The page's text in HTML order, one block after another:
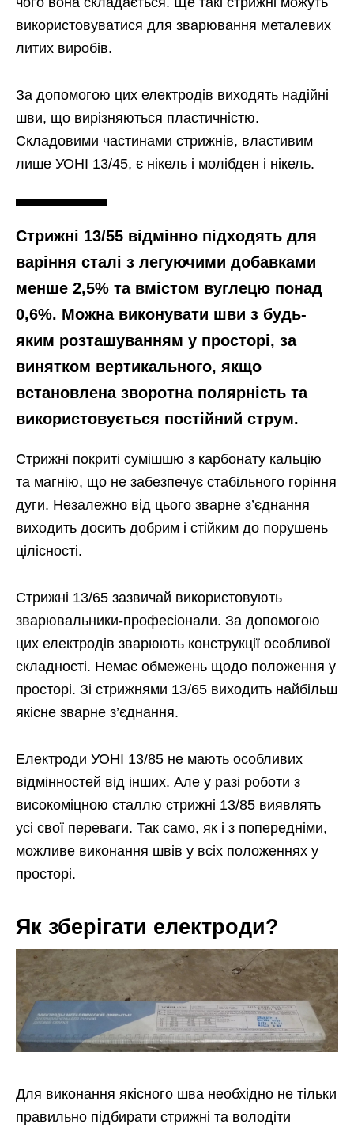
використовуватися для зварювання металевих
литих виробів.
За допомогою цих електродів виходять надійні
шви, що вирізняються пластичністю.
Складовими частинами стрижнів, властивим
лише УОНІ 13/45, є нікель і молібден і нікель.
Стрижні 13/55 відмінно підходять для
варіння сталі з легуючими добавками
менше 2,5% та вмістом вуглецю понад
0,6%. Можна виконувати шви з будь-
яким розташуванням у просторі, за
винятком вертикального, якщо
встановлена ​​зворотна полярність та
використовується постійний струм.
Стрижні покриті сумішшю з карбонату кальцію
та магнію, що не забезпечує стабільного горіння
дуги. Незалежно від цього зварне з’єднання
виходить досить добрим і стійким до порушень
цілісності.
Стрижні 13/65 зазвичай використовують
зварювальники-професіонали. За допомогою
цих електродів зварюють конструкції особливої ​​
складності. Немає обмежень щодо положення у
просторі. Зі стрижнями 13/65 виходить найбільш
якісне зварне з’єднання.
Електроди УОНІ 13/85 не мають особливих
відмінностей від інших. Але у разі роботи з
високоміцною сталлю стрижні 13/85 виявлять
усі свої переваги. Так само, як і з попередніми,
можливе виконання швів у всіх положеннях у
просторі.
Як зберігати електроди?
Для виконання якісного шва необхідно не тільки
правильно підбирати стрижні та володіти